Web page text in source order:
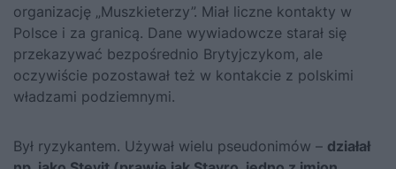
organizację „Muszkieterzy”. Miał liczne kontakty w
Polsce i za granicą. Dane wywiadowcze starał się
przekazywać bezpośrednio Brytyjczykom, ale
oczywiście pozostawał też w kontakcie z polskimi
władzami podziemnymi.
Był ryzykantem. Używał wielu pseudonimów – działał